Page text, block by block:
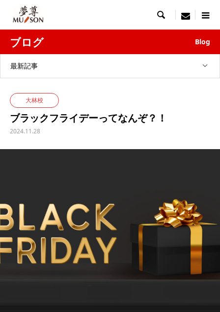
 menu
ブログ Blog
最新記事
大林校
ブラックフライデーってなんぞ？！
2024.11.28